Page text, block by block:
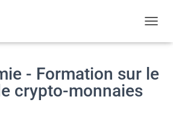
- Formation sur le
crypto-monnaies